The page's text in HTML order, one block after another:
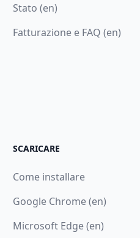
Stato (en)
Fatturazione e FAQ (en)
SCARICARE
Come installare
Google Chrome (en)
Microsoft Edge (en)